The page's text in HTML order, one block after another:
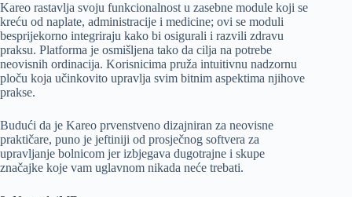
Kareo rastavlja svoju funkcionalnost u zasebne module koji se
kreću od naplate, administracije i medicine; ovi se moduli
besprijekorno integriraju kako bi osigurali i razvili zdravu
praksu. Platforma je osmišljena tako da cilja na potrebe
neovisnih ordinacija. Korisnicima pruža intuitivnu nadzornu
ploču koja učinkovito upravlja svim bitnim aspektima njihove
prakse.
Budući da je Kareo prvenstveno dizajniran za neovisne
praktičare, puno je jeftiniji od prosječnog softvera za
upravljanje bolnicom jer izbjegava dugotrajne i skupe
značajke koje vam uglavnom nikada neće trebati.